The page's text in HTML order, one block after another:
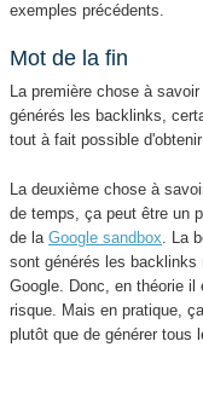
exemples précédents.
Mot de la fin
La première chose à
générés les backlinks,
tout à fait possible
La deuxième chose à
de temps, ça peut être un
de laGoogle sandbox . La
sont générés les
Google. Donc, en théorie
risque. Mais en pratique,
plutôt que de générer tous